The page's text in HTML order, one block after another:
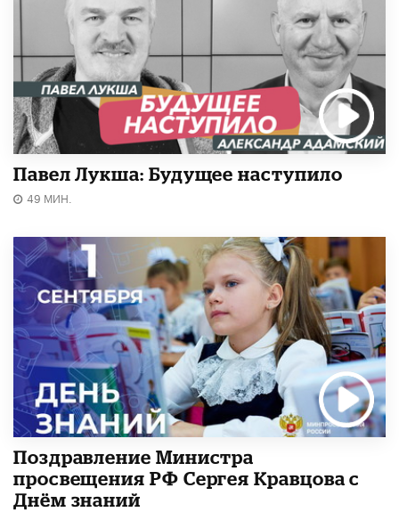
Павел Лукша: Будущее наступило
49 МИН.
Поздравление Министра
просвещения РФ Сергея Кравцова с
Днём знаний